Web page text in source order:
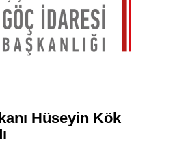
Hüseyin Kök